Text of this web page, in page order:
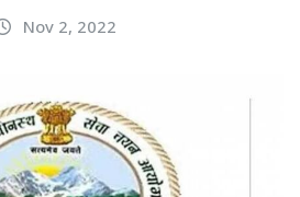
Nov 2, 2022